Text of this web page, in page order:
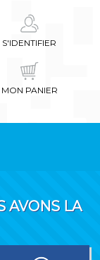
S'IDENTIFIER
MON PANIER
AVONS LA